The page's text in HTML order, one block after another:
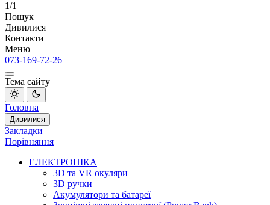
1/1
Пошук
Дивилися
Контакти
Меню
073-169-72-26
Тема сайту
Головна
Дивилися
Закладки
Порівняння
ЕЛЕКТРОНІКА
3D та VR окуляри
3D ручки
Акумулятори та батареї